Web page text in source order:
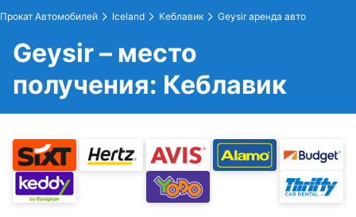
Прокат Автомобилей Iceland Кеблавик Geysir аренда авто
Geysir – место
получения: Кеблавик